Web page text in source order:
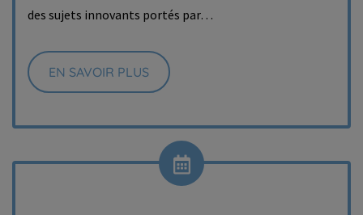
des sujets innovants portés par…
EN SAVOIR PLUS